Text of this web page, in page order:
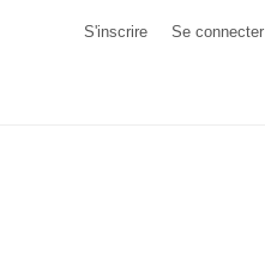
S'inscrire Se connecter